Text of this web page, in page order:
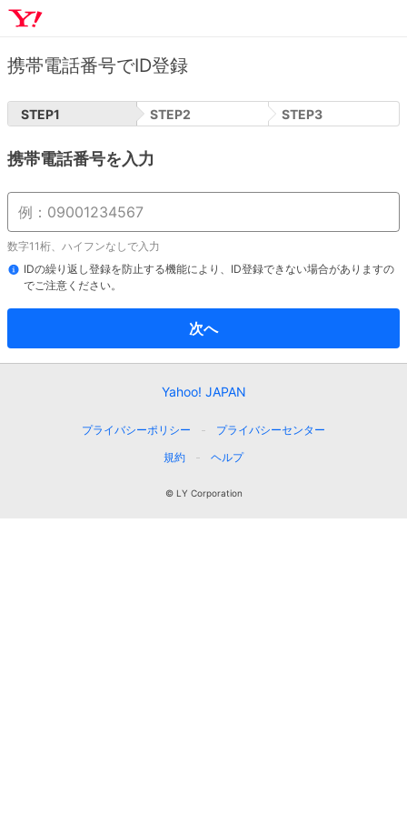
携帯電話番号でID登録
STEP1 STEP2 STEP3
携帯電話番号を入力
数字11桁、ハイフンなしで入力
IDの繰り返し登録を防止する機能により、ID登録できない場合がありますの
でご注意ください。
次へ
Yahoo! JAPAN
プライバシーポリシー
プライバシーセンター
規約
ヘルプ
© LY Corporation